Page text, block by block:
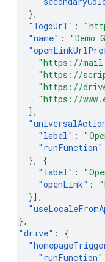
},
" logoUrl" :
"name" : "Demo
"
"https://
"https://
"https://
"https://
],
"
" label" :
" runFunction"
},
{
" label" :
"openLink" :
}],
"
},
"drive" :
{
"
" runFunction"